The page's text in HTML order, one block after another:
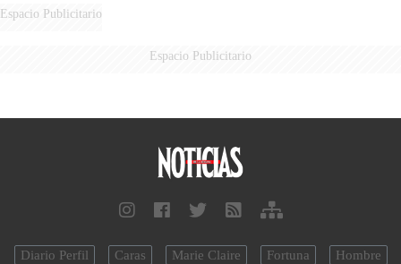
Espacio Publicitario
Espacio Publicitario
Diario Perfil Caras Marie Claire Fortuna Hombre